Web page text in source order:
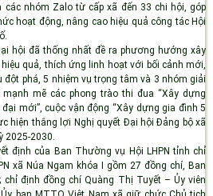
các nhóm Zalo từ cấp xã đến 33 chi hội, góp
hoạt động, nâng cao hiệu quả công tác Hội
hội đã thống nhất đề ra phương hướng xây
hiệu quả, thích ứng linh hoạt với bối cảnh mới
đột phá, 5 nhiệm vụ trọng tâm và 3 nhóm giải
mạnh mẽ các phong trào thi đua“Xây dựng
mới”, cuộc vận động “Xây dựng gia đình 5
hiện thắng lợi Nghị quyết Đại hội Đảng bộ xã
2025-2030.
định của Ban Thường vụ Hội LHPN tỉnh chỉ
xã Núa Ngam khóa I gồm 27 đồng chí , Ban
chỉ định đồng chí Quàng Thị Tuyết– Ủy viên